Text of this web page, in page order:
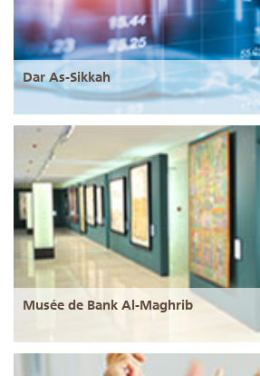
Dar As-Sikkah
Musée de Bank Al-Maghrib